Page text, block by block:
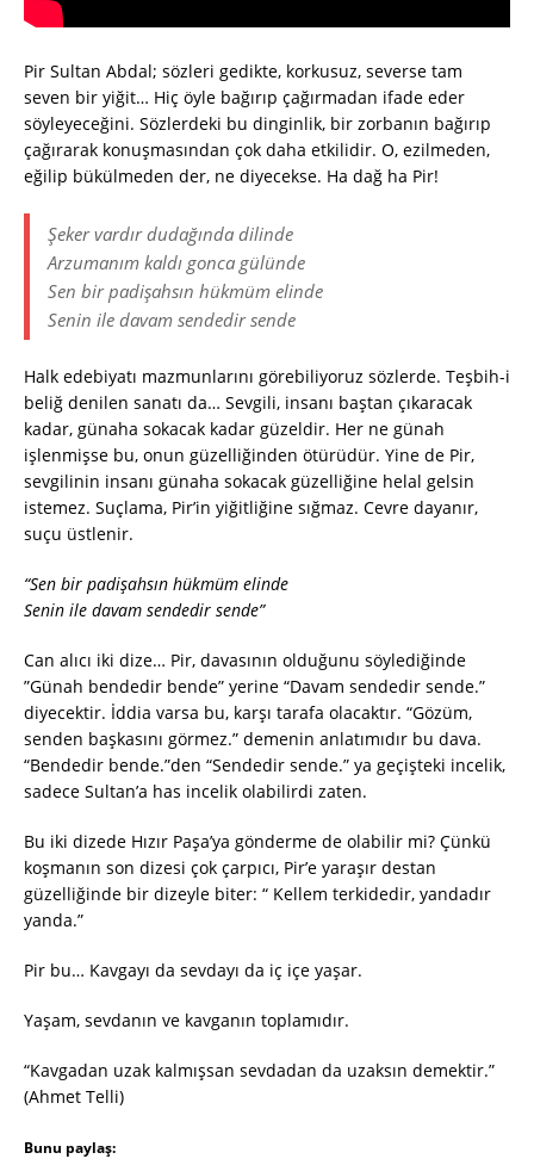
Pir Sultan Abdal; sözleri gedikte, korkusuz, severse tam
seven bir yiğit… Hiç öyle bağırıp çağırmadan ifade eder
söyleyeceğini. Sözlerdeki bu dinginlik, bir zorbanın bağırıp
çağırarak konuşmasından çok daha etkilidir. O, ezilmeden,
eğilip bükülmeden der, ne diyecekse. Ha dağ ha Pir!
Şeker vardır dudağında dilinde
Arzumanım kaldı gonca gülünde
Sen bir padişahsın hükmüm elinde
Senin ile davam sendedir sende
Halk edebiyatı mazmunlarını görebiliyoruz sözlerde. Teşbih-i
beliğ denilen sanatı da… Sevgili, insanı baştan çıkaracak
kadar, günaha sokacak kadar güzeldir. Her ne günah
işlenmişse bu, onun güzelliğinden ötürüdür. Yine de Pir,
sevgilinin insanı günaha sokacak güzelliğine helal gelsin
istemez. Suçlama, Pir’in yiğitliğine sığmaz. Cevre dayanır,
suçu üstlenir.
“Sen bir padişahsın hükmüm elinde
Senin ile davam sendedir sende”
Can alıcı iki dize… Pir, davasının olduğunu söylediğinde
”Günah bendedir bende” yerine “Davam sendedir sende.”
diyecektir. İddia varsa bu, karşı tarafa olacaktır. “Gözüm,
senden başkasını görmez.” demenin anlatımıdır bu dava.
“Bendedir bende.”den “Sendedir sende.” ya geçişteki incelik,
sadece Sultan’a has incelik olabilirdi zaten.
Bu iki dizede Hızır Paşa’ya gönderme de olabilir mi? Çünkü
koşmanın son dizesi çok çarpıcı, Pir’e yaraşır destan
güzelliğinde bir dizeyle biter: “ Kellem terkidedir, yandadır
yanda.”
Pir bu… Kavgayı da sevdayı da iç içe yaşar.
Yaşam, sevdanın ve kavganın toplamıdır.
“Kavgadan uzak kalmışsan sevdadan da uzaksın demektir.”
(Ahmet Telli)
Bunu paylaş: